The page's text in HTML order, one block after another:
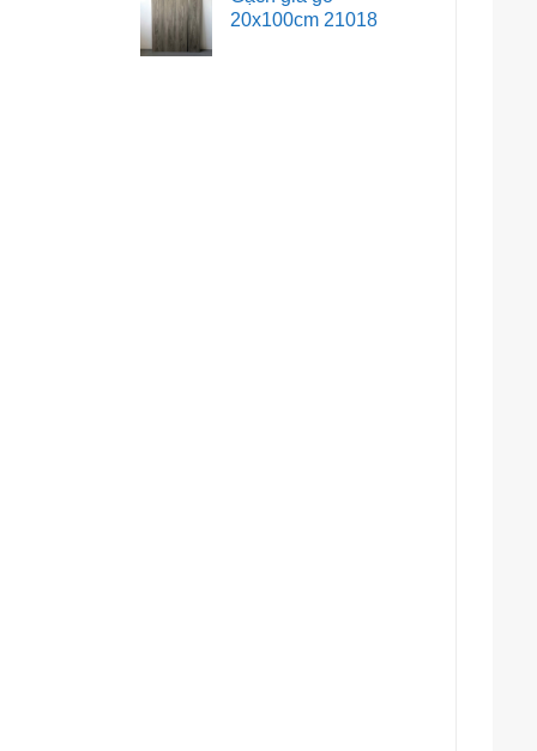
20x100cm 21018